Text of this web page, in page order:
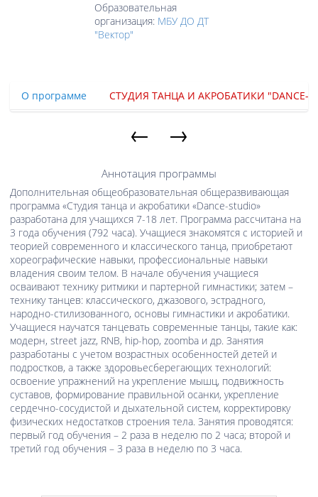
Образовательная
организация: МБУ ДО ДТ
"Вектор"
О программе СТУДИЯ ТАНЦА И АКРОБАТИКИ "DANCE-
← →
Аннотация программы
Дополнительная общеобразовательная общеразвивающая
программа «Студия танца и акробатики «Dance-studio»
разработана для учащихся 7-18 лет. Программа рассчитана на
3 года обучения (792 часа). Учащиеся знакомятся с историей и
теорией современного и классического танца, приобретают
хореографические навыки, профессиональные навыки
владения своим телом. В начале обучения учащиеся
осваивают технику ритмики и партерной гимнастики; затем –
технику танцев: классического, джазового, эстрадного,
народно-стилизованного, основы гимнастики и акробатики.
Учащиеся научатся танцевать современные танцы, такие как:
модерн, street jazz, RNB, hip-hop, zoomba и др. Занятия
разработаны с учетом возрастных особенностей детей и
подростков, а также здоровьесберегающих технологий:
освоение упражнений на укрепление мышц, подвижность
суставов, формирование правильной осанки, укрепление
сердечно-сосудистой и дыхательной систем, корректировку
физических недостатков строения тела. Занятия проводятся:
первый год обучения – 2 раза в неделю по 2 часа; второй и
третий год обучения – 3 раза в неделю по 3 часа.